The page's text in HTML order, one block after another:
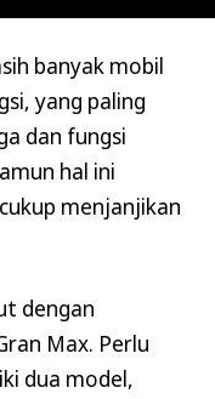
banyak mobil
yang paling
dan fungsi
hal ini
menjanjikan
dengan
Max. Perlu
dua model,